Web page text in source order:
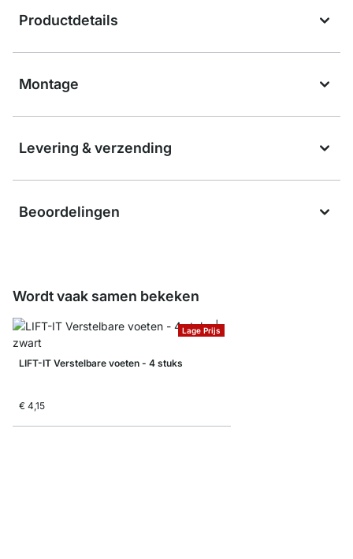
Productdetails
Montage
Levering & verzending
Beoordelingen
Wordt vaak samen bekeken
Lage Prijs
LIFT-IT Verstelbare voeten - 4 stuks
€ 4,15